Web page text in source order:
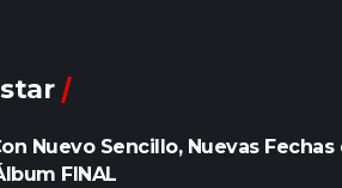
Nuevo Sencillo, Nuevas
FINAL